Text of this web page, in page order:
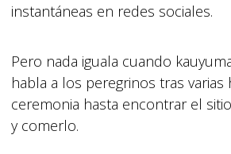
instantáneas en redes sociales.
Pero nada iguala cuando
habla a los peregrinos tras varias
ceremonia hasta encontrar el
y comerlo.